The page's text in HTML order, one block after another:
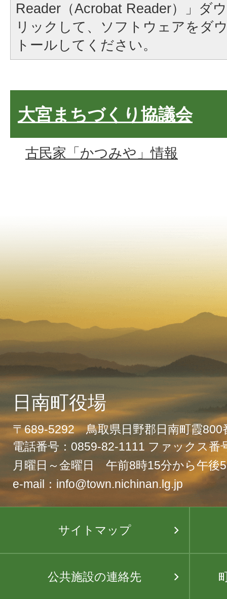
Reader（Acrobat Reader）」ダ
リックして、ソフトウェアをダ
トールしてください。
大宮まちづくり協議会
古民家「かつみや」情報
日南町役場
〒689-5292 鳥取県日野郡日南町霞800
電話番号：0859-82-1111 ファックス番
月曜日～金曜日 午前8時15分から午後
e-mail：info@town.nichinan.lg.jp
サイトマップ
公共施設の連絡先